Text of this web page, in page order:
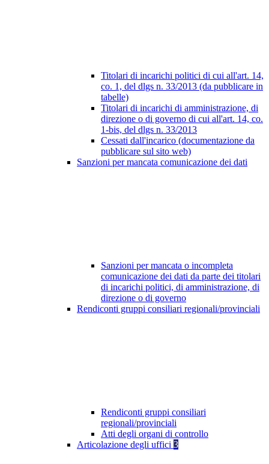
Titolari di incarichi politici di cui all'art. 14,
co. 1, del dlgs n. 33/2013 (da pubblicare in
tabelle)
Titolari di incarichi di amministrazione, di
direzione o di governo di cui all'art. 14, co.
1-bis, del dlgs n. 33/2013
Cessati dall'incarico (documentazione da
pubblicare sul sito web)
Sanzioni per mancata comunicazione dei dati
Sanzioni per mancata o incompleta
comunicazione dei dati da parte dei titolari
di incarichi politici, di amministrazione, di
direzione o di governo
Rendiconti gruppi consiliari regionali/provinciali
Rendiconti gruppi consiliari
regionali/provinciali
Atti degli organi di controllo
Articolazione degli uffici 3